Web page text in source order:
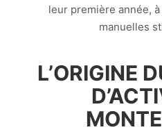
leur première année,
manuelles
L’ORIGINE